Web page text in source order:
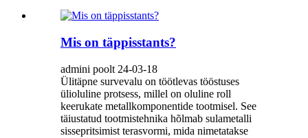
Mis on täppisstants?
admini poolt 24-03-18
Ülitäpne survevalu on töötlevas tööstuses
ülioluline protsess, millel on oluline roll
keerukate metallkomponentide tootmisel. See
täiustatud tootmistehnika hõlmab sulametalli
sissepritsimist terasvormi, mida nimetatakse